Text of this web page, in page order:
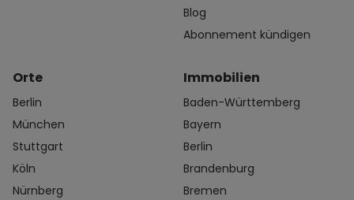
Blog
Abonnement kündigen
Orte
Berlin
München
Stuttgart
Köln
Nürnberg
Immobilien
Baden-Württemberg
Bayern
Berlin
Brandenburg
Bremen